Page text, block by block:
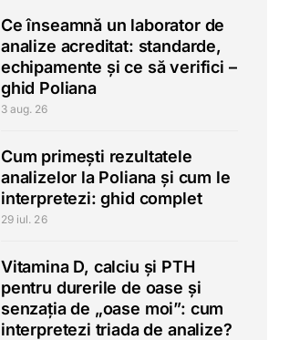
Ce înseamnă un laborator de
analize acreditat: standarde,
echipamente și ce să verifici –
ghid Poliana
3 aug. 26
Cum primești rezultatele
analizelor la Poliana și cum le
interpretezi: ghid complet
29 iul. 26
Vitamina D, calciu și PTH
pentru durerile de oase și
senzația de „oase moi”: cum
interpretezi triada de analize?